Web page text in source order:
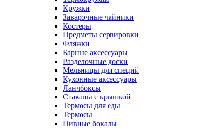
Кружки
Заварочные чайники
Костеры
Предметы сервировки
Фляжки
Барные аксессуары
Разделочные доски
Мельницы для специй
Кухонные аксессуары
Ланчбоксы
Стаканы с крышкой
Термосы для еды
Термосы
Пивные бокалы